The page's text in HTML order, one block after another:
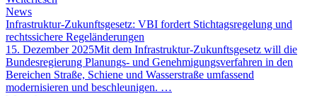
News
Infrastruktur-Zukunftsgesetz: VBI fordert Stichtagsregelung und
rechtssichere Regeländerungen
15. Dezember 2025Mit dem Infrastruktur-Zukunftsgesetz will die
Bundesregierung Planungs- und Genehmigungsverfahren in den
Bereichen Straße, Schiene und Wasserstraße umfassend
modernisieren und beschleunigen. …